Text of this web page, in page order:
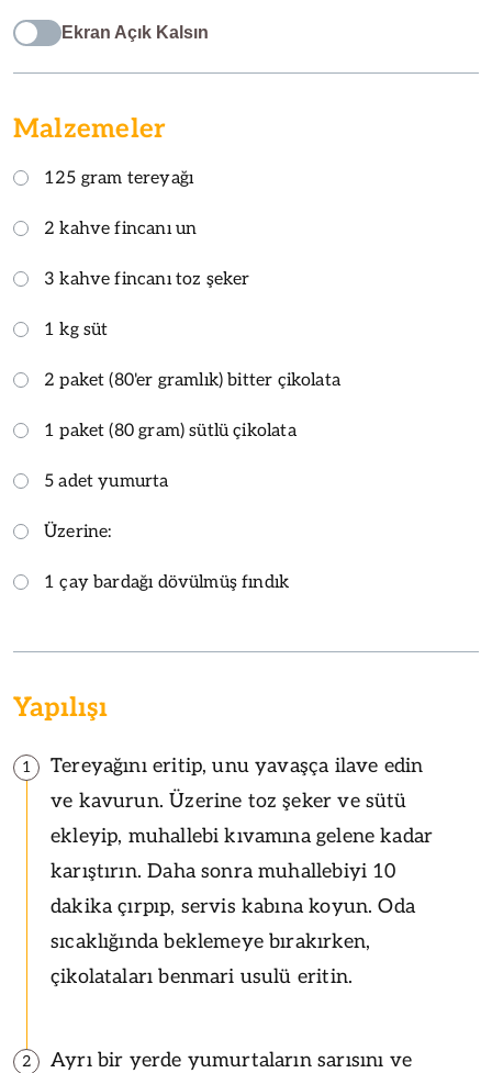
Ekran Açık Kalsın
Malzemeler
125 gram tereyağı
2 kahve fincanı un
3 kahve fincanı toz şeker
1 kg süt
2 paket (80'er gramlık) bitter çikolata
1 paket (80 gram) sütlü çikolata
5 adet yumurta
Üzerine:
1 çay bardağı dövülmüş fındık
Yapılışı
1
Tereyağını eritip, unu yavaşça ilave edin
ve kavurun. Üzerine toz şeker ve sütü
ekleyip, muhallebi kıvamına gelene kadar
karıştırın. Daha sonra muhallebiyi 10
dakika çırpıp, servis kabına koyun. Oda
sıcaklığında beklemeye bırakırken,
çikolataları benmari usulü eritin.
2
Ayrı bir yerde yumurtaların sarısını ve